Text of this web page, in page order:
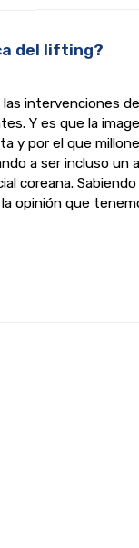
del lifting?
intervenciones
Y es que la
y por el que
a ser incluso un
coreana.
opinión que